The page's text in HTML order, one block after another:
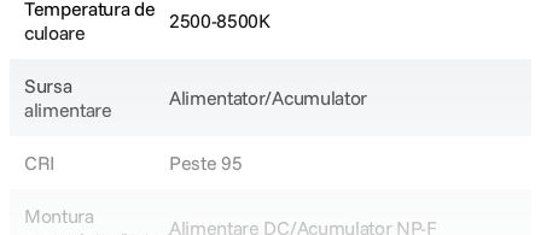
Temperatura functionare: 0°C~35°C
Alimentare: 2 baterii Sony NP-F (nu sunt incluse) sau adaptor DC
Greutate: 2 kg
Temperatura de
culoare
2500-8500K
Sursa
alimentare
Alimentator/Acumulator
CRI Peste 95
Montura
Alimentare DC/Acumulator NP-F